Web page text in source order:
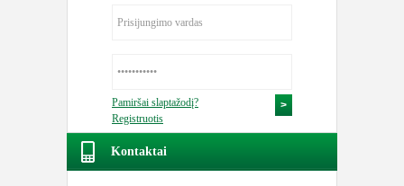
Pamiršai slaptažodį?
Registruotis
Kontaktai